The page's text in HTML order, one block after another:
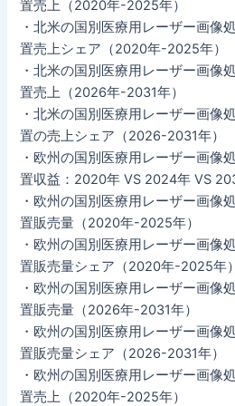
置売上（2020年-2025年）
・北米の国別医療用レーザー画像
置売上シェア（2020年-2025年）
・北米の国別医療用レーザー画像
置売上（2026年-2031年）
・北米の国別医療用レーザー画像
置の売上シェア（2026-2031年）
・欧州の国別医療用レーザー画像
置収益：2020年 VS 2024年 VS
・欧州の国別医療用レーザー画像
置販売量（2020年-2025年）
・欧州の国別医療用レーザー画像
置販売量シェア（2020年-2025年）
・欧州の国別医療用レーザー画像
置販売量（2026年-2031年）
・欧州の国別医療用レーザー画像
置販売量シェア（2026-2031年）
・欧州の国別医療用レーザー画像
置売上（2020年-2025年）